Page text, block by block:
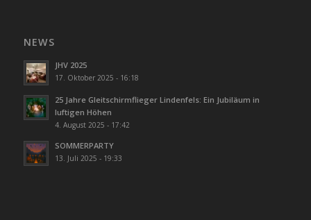
NEWS
JHV 2025
17. Oktober 2025 - 16:18
25 Jahre Gleitschirmflieger Lindenfels: Ein Jubiläum in
luftigen Höhen
4. August 2025 - 17:42
SOMMERPARTY
13. Juli 2025 - 19:33